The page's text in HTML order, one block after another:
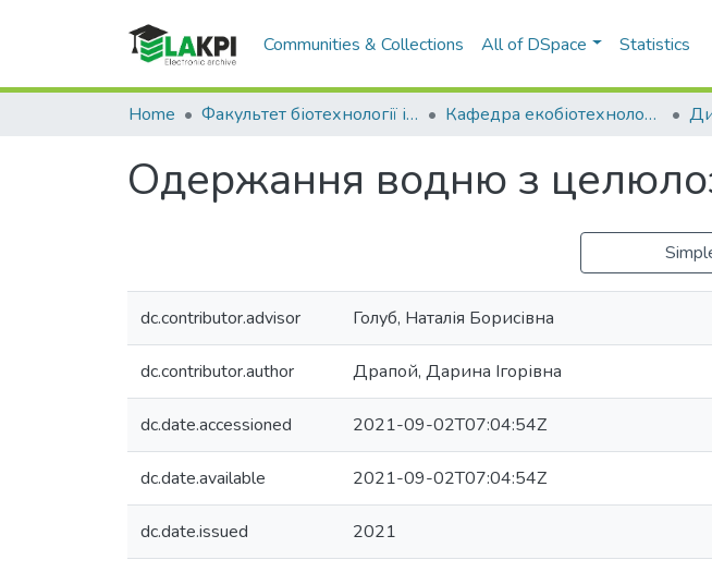
Communities & Collections All of DSpace Statistics
Home Факультет біотехнології і біотехніки (ФБТ) Кафедра екобіотехнології та біоенергетики (КЕБ)
Одержання водню з
dc.contributor.advisor Голуб, Наталія Борисівна
dc.contributor.author Драпой, Дарина Ігорівна
dc.date.accessioned 2021-09-02T07:04:54Z
dc.date.available 2021-09-02T07:04:54Z
dc.date.issued 2021